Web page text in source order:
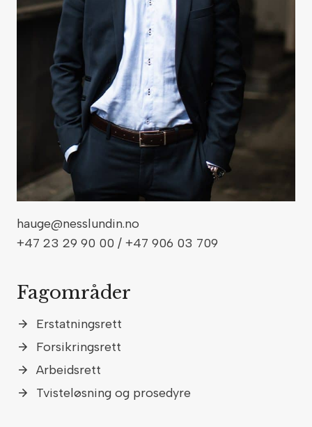
hauge@nesslundin.no
+47 23 29 90 00 / +47 906 03 709
Fagområder
Erstatningsrett
Forsikringsrett
Arbeidsrett
Tvisteløsning og prosedyre